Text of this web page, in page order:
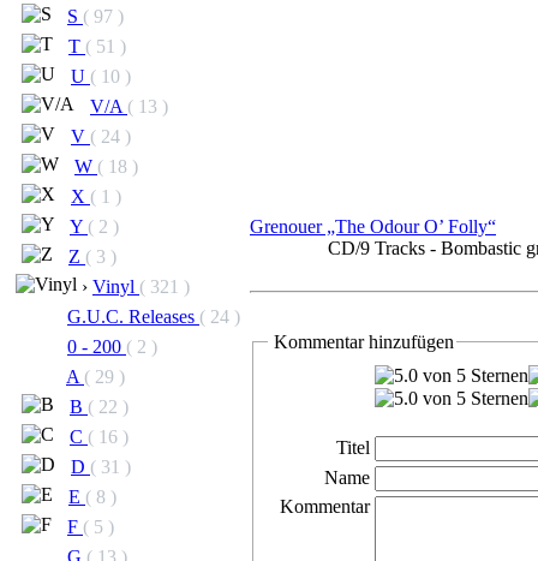
S ( 97 )
T ( 51 )
U ( 10 )
V/A ( 13 )
V ( 24 )
W ( 18 )
X ( 1 )
Y ( 2 )
Z ( 3 )
› Vinyl ( 321 )
G.U.C. Releases ( 24 )
0 - 200 ( 2 )
A ( 29 )
B ( 22 )
C ( 16 )
D ( 31 )
E ( 8 )
F ( 5 )
G ( 13 )
Grenouer „The Odour O’ Folly“
CD/9 Tracks - Bombastic
Kommentar hinzufügen
Titel
Name
Kommentar